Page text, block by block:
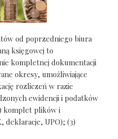
od poprzedniego biura
księgowej to
kompletnej dokumentacji
okresy, umożliwiające
rozliczeń w razie
ewidencji i podatków
komplet plików i
deklaracje, UPO); (3)